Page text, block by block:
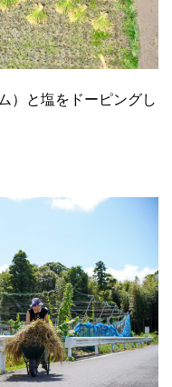
）と塩をドーピングし